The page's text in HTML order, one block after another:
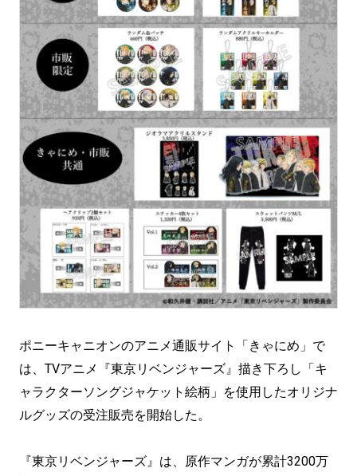
ポニーキャニオンのアニメ通販サイト「きゃにめ」で
は、TVアニメ『東京リベンジャーズ』描き下ろし「キ
ャラクターソングジャケット絵柄」を使用したオリジナ
ルグッズの受注販売を開始した。
『東京リベンジャーズ』は、原作マンガが累計3200万